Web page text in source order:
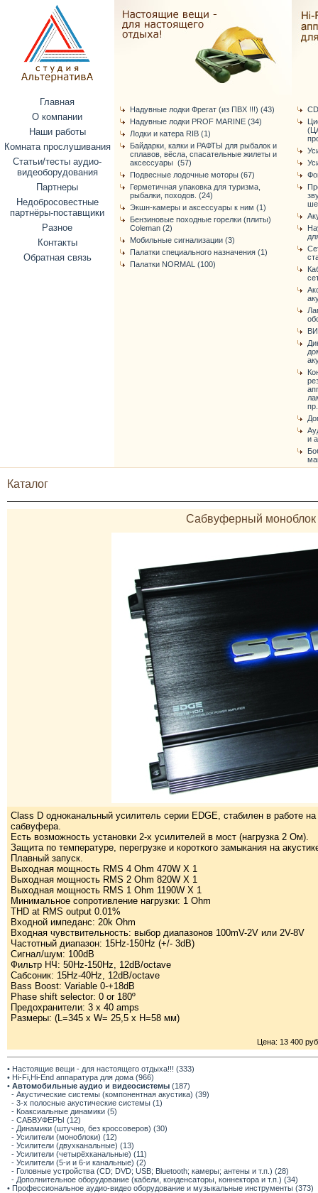
Главная
О компании
Наши работы
Комната прослушивания
Статьи/тесты аудио-
видеоборудования
Партнеры
Недобросовестные
партнёры-поставщики
Разное
Контакты
Обратная связь
Надувные лодки Фрегат (из ПВХ !!!) (43)
Надувные лодки PROF MARINE (34)
Лодки и катера RIB (1)
Байдарки, каяки и РАФТЫ для рыбалок и
сплавов, вёсла, спасательные жилеты и
аксессуары (57)
Подвесные лодочные моторы (67)
Герметичная упаковка для туризма,
рыбалки, походов. (24)
Экшн-камеры и аксессуары к ним (1)
Бензиновые походные горелки (плиты)
Coleman (2)
Мобильные сигнализации (3)
Палатки специального назначения (1)
Палатки NORMAL (100)
и
Каталог
Сабвуферный моноблок
Class D одноканальный усилитель серии EDGE, стабилен в работе
сабвуфера.
Есть возможность установки 2-х усилителей в мост (нагрузка 2 Ом).
Защита по температуре, перегрузке и короткого замыкания на
Плавный запуск.
Выходная мощность RMS 4 Ohm 470W X 1
Выходная мощность RMS 2 Ohm 820W X 1
Выходная мощность RMS 1 Ohm 1190W X 1
Минимальное сопротивление нагрузки: 1 Ohm
THD at RMS output 0.01%
Входной импеданс: 20k Ohm
Входная чувствительность: выбор диапазонов 100mV-2V или 2V-8V
Частотный диапазон: 15Hz-150Hz (+/- 3dB)
Сигнал/шум: 100dB
Фильтр НЧ: 50Hz-150Hz, 12dB/octave
Сабсоник: 15Hz-40Hz, 12dB/octave
Bass Boost: Variable 0-+18dB
Phase shift selector: 0 or 180º
Предохранители: 3 x 40 amps
Размеры: (L=345 x W= 25,5 x H=58 мм)
Цена: 13 400
• Настоящие вещи - для настоящего отдыха!!! (333)
• Hi-Fi,Hi-End аппаратура для дома (966)
• Автомобильные аудио и видеосистемы (187)
- Акустические системы (компонентная акустика) (39)
- 3-х полосные акустические системы (1)
- Коаксиальные динамики (5)
- САБВУФЕРЫ (12)
- Динамики (штучно, без кроссоверов) (30)
- Усилители (моноблоки) (12)
- Усилители (двухканальные) (13)
- Усилители (четырёхканальные) (11)
- Усилители (5-и и 6-и канальные) (2)
- Головные устройства (CD; DVD; USB; Bluetooth; камеры; антены и т.п.) (28)
- Дополнительное оборудование (кабели, конденсаторы, коннектора и т.п.) (34)
• Профессиональное аудио-видео оборудование и музыкальные инструменты (373)